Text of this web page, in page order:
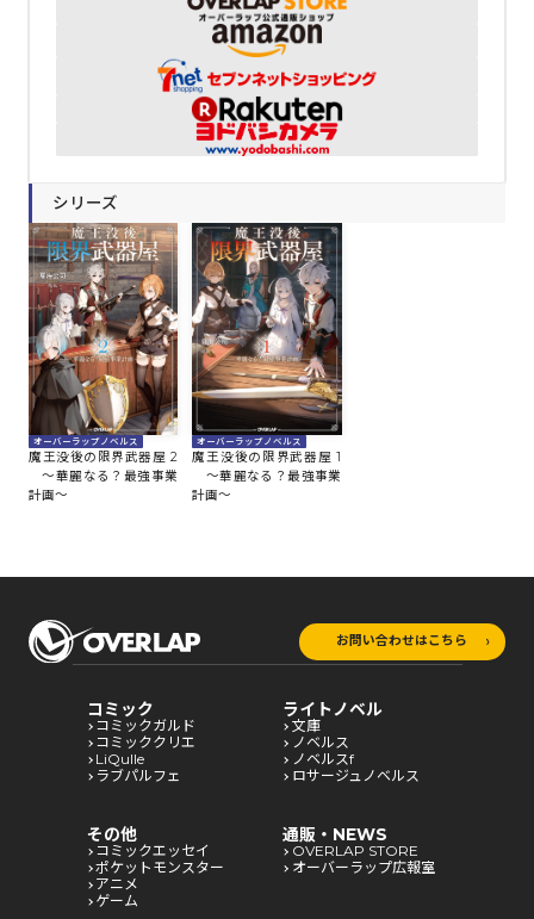
シリーズ
オーバーラップノベルス
魔王没後の限界武器屋 2
～華麗なる？最強事業
計画～
オーバーラップノベルス
魔王没後の限界武器屋 1
～華麗なる？最強事業
計画～
お問い合わせはこちら
コミック
コミックガルド
コミッククリエ
LiQulle
ラブパルフェ
ライトノベル
文庫
ノベルス
ノベルスf
ロサージュノベルス
その他
コミックエッセイ
ポケットモンスター
アニメ
ゲーム
通販・NEWS
OVERLAP STORE
オーバーラップ広報室